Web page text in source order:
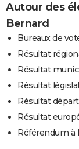
Autour des
Bernard
Bureaux de
Résultat
Résultat
Résultat
Résultat
Résultat
Référendum à